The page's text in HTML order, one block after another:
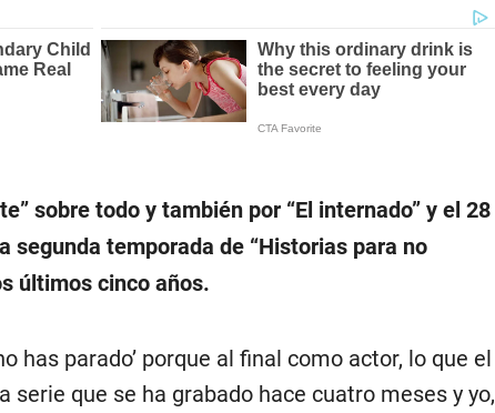
sobre todo y también por “El internado” y el 28
segunda temporada de “Historias para no
últimos cinco años.
has parado’ porque al final como actor, lo que el
serie que se ha grabado hace cuatro meses y yo,